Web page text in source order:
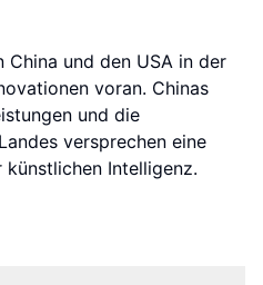
und den USA in der
voran. Chinas
und die
versprechen eine
Intelligenz.